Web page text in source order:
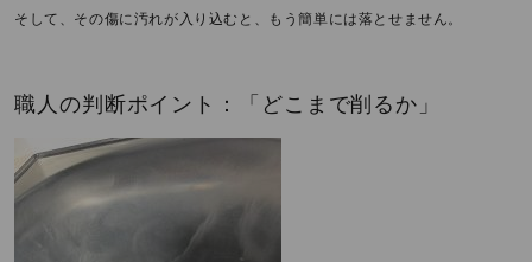
そして、その傷に汚れが入り込むと、もう簡単には落とせません。
職人の判断ポイント：「どこまで削るか」